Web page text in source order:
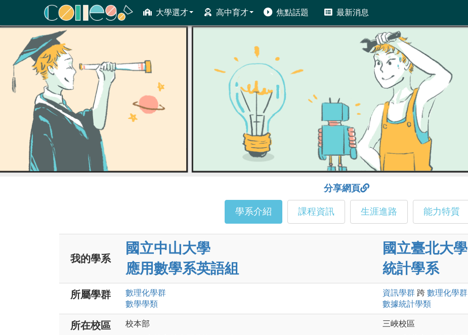
大學選才 高中育才 焦點話題 最新消息
ColleGo! 大學選才與高中育才輔助系統
分享網頁
學系介紹 課程資訊 生涯進路 能力特質
我的學系
國立中山大學
應用數學系英語組
國立臺北大學
統計學系
所屬學群 數理化學群
數學學類
資訊學群 跨 數理化學群
數據統計學類
所在校區
校本部
三峽校區